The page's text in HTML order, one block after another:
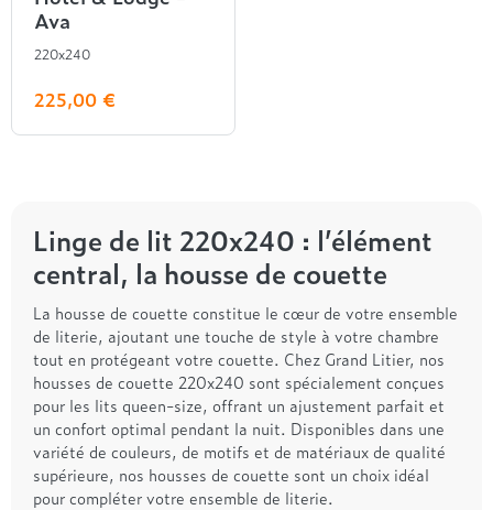
Ava
220x240
225,00 €
Linge de lit 220x240 : l’élément
central, la housse de couette
La housse de couette constitue le cœur de votre ensemble
de literie, ajoutant une touche de style à votre chambre
tout en protégeant votre couette. Chez Grand Litier, nos
housses de couette 220x240 sont spécialement conçues
pour les lits queen-size, offrant un ajustement parfait et
un confort optimal pendant la nuit. Disponibles dans une
variété de couleurs, de motifs et de matériaux de qualité
supérieure, nos housses de couette sont un choix idéal
pour compléter votre ensemble de literie.